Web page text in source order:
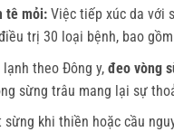
tê mỏi:Việc tiếp xúc da với
trị 30 loại bệnh, bao
theo Đông y, đeo vòng
sừng trâu mang lại sự
khi thiền hoặc cầu